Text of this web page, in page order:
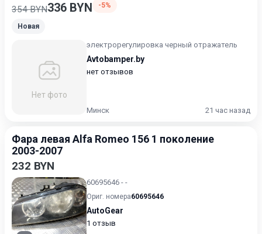
354 BYN336 BYN -5%
Новая
Нет фото
электрорегулировка черный отражатель
Avtobamper.by
нет отзывов
Минск 21 час назад
Фара левая Alfa Romeo 156 1 поколение
2003-2007
232 BYN
60695646 - -
Ориг. номера60695646
AutoGear
1 отзыв